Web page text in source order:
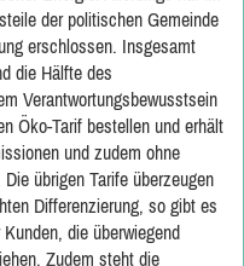
der politischen Gemeinde
erschlossen. Insgesamt
die Hälfte des
Verantwortungsbewusstsein
Öko-Tarif bestellen und erhält
und zudem ohne
übrigen Tarife überzeugen
Differenzierung, so gibt es
die überwiegend
Zudem steht die